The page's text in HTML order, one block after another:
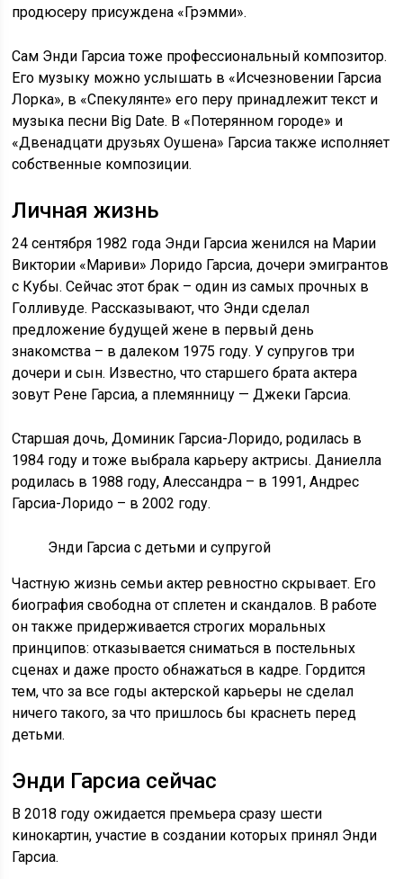
продюсеру присуждена «Грэмми».
Сам Энди Гарсиа тоже профессиональный композитор.
Его музыку можно услышать в «Исчезновении Гарсиа
Лорка», в «Спекулянте» его перу принадлежит текст и
музыка песни Big Date. В «Потерянном городе» и
«Двенадцати друзьях Оушена» Гарсиа также исполняет
собственные композиции.
Личная жизнь
24 сентября 1982 года Энди Гарсиа женился на Марии
Виктории «Мариви» Лоридо Гарсиа, дочери эмигрантов
с Кубы. Сейчас этот брак – один из самых прочных в
Голливуде. Рассказывают, что Энди сделал
предложение будущей жене в первый день
знакомства – в далеком 1975 году. У супругов три
дочери и сын. Известно, что старшего брата актера
зовут Рене Гарсиа, а племянницу — Джеки Гарсиа.
Старшая дочь, Доминик Гарсиа-Лоридо, родилась в
1984 году и тоже выбрала карьеру актрисы. Даниелла
родилась в 1988 году, Алессандра – в 1991, Андрес
Гарсиа-Лоридо – в 2002 году.
Энди Гарсиа с детьми и супругой
Частную жизнь семьи актер ревностно скрывает. Его
биография свободна от сплетен и скандалов. В работе
он также придерживается строгих моральных
принципов: отказывается сниматься в постельных
сценах и даже просто обнажаться в кадре. Гордится
тем, что за все годы актерской карьеры не сделал
ничего такого, за что пришлось бы краснеть перед
детьми.
Энди Гарсиа сейчас
В 2018 году ожидается премьера сразу шести
кинокартин, участие в создании которых принял Энди
Гарсиа.